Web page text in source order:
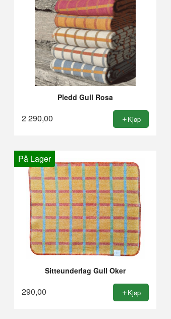
Pledd Gull Rosa
2 290,00 Kjøp
På Lager
Sitteunderlag Gull Oker
290,00 Kjøp